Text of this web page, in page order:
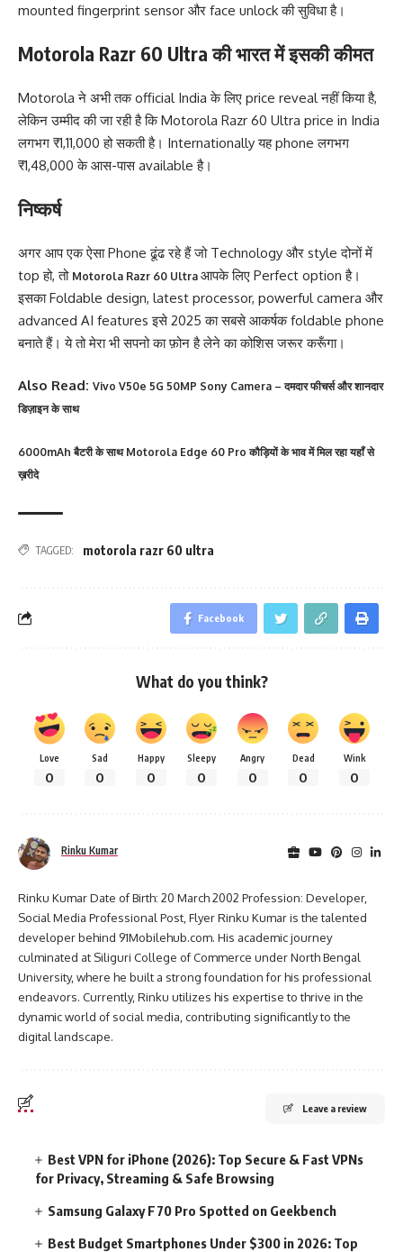
mounted fingerprint sensor और face unlock की सुविधा है।
Motorola Razr 60 Ultra की भारत में इसकी कीमत
Motorola ने अभी तक official India के लिए price reveal नहीं किया है,
लेकिन उम्मीद की जा रही है कि Motorola Razr 60 Ultra price in India
लगभग ₹1,11,000 हो सकती है। Internationally यह phone लगभग
₹1,48,000 के आस-पास available है।
निष्कर्ष
अगर आप एक ऐसा Phone ढूंढ रहे हैं जो Technology और style दोनों में
top हो, तो Motorola Razr 60 Ultra आपके लिए Perfect option है।
इसका Foldable design, latest processor, powerful camera और
advanced AI features इसे 2025 का सबसे आकर्षक foldable phone
बनाते हैं। ये तो मेरा भी सपनो का फ़ोन है लेने का कोशिस जरूर करूँगा।
Also Read: Vivo V50e 5G 50MP Sony Camera – दमदार फीचर्स और शानदार
डिज़ाइन के साथ
6000mAh बैटरी के साथ Motorola Edge 60 Pro कौड़ियों के भाव में मिल रहा यहाँ से
ख़रीदे
TAGGED: motorola razr 60 ultra
Facebook
What do you think?
Love
0
Sad
0
Happy
0
Sleepy
0
Angry
0
Dead
0
Wink
0
Rinku Kumar
Rinku Kumar Date of Birth: 20 March 2002 Profession: Developer,
Social Media Professional Post, Flyer Rinku Kumar is the talented
developer behind 91Mobilehub.com. His academic journey
culminated at Siliguri College of Commerce under North Bengal
University, where he built a strong foundation for his professional
endeavors. Currently, Rinku utilizes his expertise to thrive in the
dynamic world of social media, contributing significantly to the
digital landscape.
Leave a review
Best VPN for iPhone (2026): Top Secure & Fast VPNs
for Privacy, Streaming & Safe Browsing
Samsung Galaxy F70 Pro Spotted on Geekbench
Best Budget Smartphones Under $300 in 2026: Top